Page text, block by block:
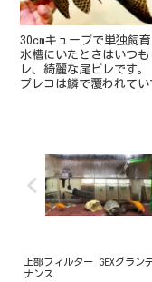
30cmキューブで単独飼
水槽にいたときはいつ
レ、綺麗な尾ビレです
プレコは鱗で覆われて
上部フィルター GEXグラ
ナンス